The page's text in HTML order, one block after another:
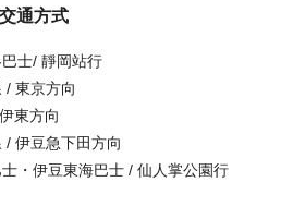
通方式
巴士/ 靜岡站行
/ 東京方向
東方向
伊豆急下田方向
・伊豆東海巴士 / 仙人掌公園行